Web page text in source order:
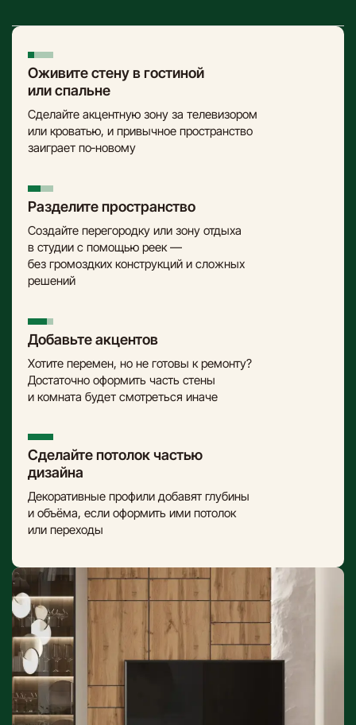
Оживите стену в гостиной
или спальне
Сделайте акцентную зону за телевизором
или кроватью, и привычное пространство
заиграет по‑новому
Разделите пространство
Создайте перегородку или зону отдыха
в студии с помощью реек —
без громоздких конструкций и сложных
решений
Добавьте акцентов
Хотите перемен, но не готовы к ремонту?
Достаточно оформить часть стены
и комната будет смотреться иначе
Сделайте потолок частью
дизайна
Декоративные профили добавят глубины
и объёма, если оформить ими потолок
или переходы